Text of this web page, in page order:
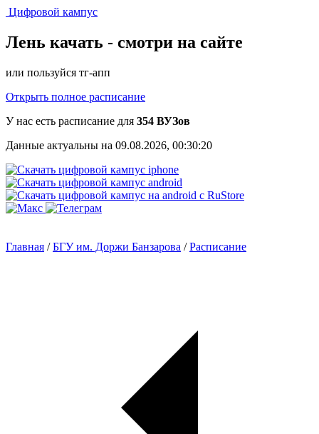
Цифровой кампус
Лень качать - смотри на сайте
или пользуйся тг-апп
Открыть полное расписание
У нас есть расписание для 354 ВУЗов
Данные актуальны на 09.08.2026, 00:30:20
Главная /БГУ им. Доржи Банзарова /Расписание